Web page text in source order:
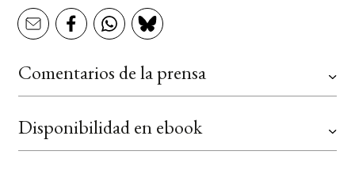
Comentarios de la prensa
Disponibilidad en ebook